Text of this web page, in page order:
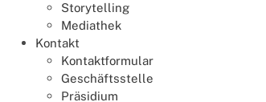
Storytelling
Mediathek
Kontakt
Kontaktformular
Geschäftsstelle
Präsidium
Weiterlesen
Assistenzen